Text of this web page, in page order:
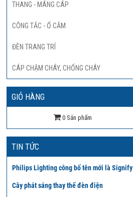
THANG - MÁNG CÁP
CÔNG TẮC - Ổ CẮM
ĐÈN TRANG TRÍ
CÁP CHẬM CHÁY, CHỐNG CHÁY
GIỎ HÀNG
0
TIN TỨC
Philips Lighting công bố tên mới là Signify
Cây phát sáng thay thế đèn điện